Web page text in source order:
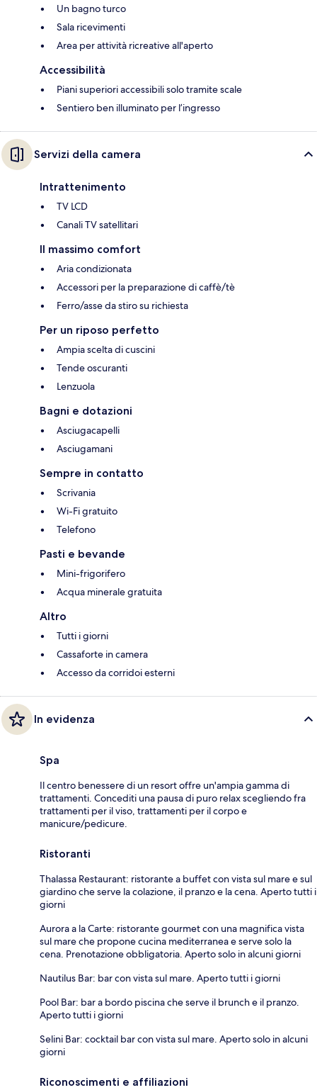
Un bagno turco
Sala ricevimenti
Area per attività ricreative all'aperto
Accessibilità
Piani superiori accessibili solo tramite scale
Sentiero ben illuminato per l’ingresso
Servizi della camera
Intrattenimento
TV LCD
Canali TV satellitari
Il massimo comfort
Aria condizionata
Accessori per la preparazione di caffè/tè
Ferro/asse da stiro su richiesta
Per un riposo perfetto
Ampia scelta di cuscini
Tende oscuranti
Lenzuola
Bagni e dotazioni
Asciugacapelli
Asciugamani
Sempre in contatto
Scrivania
Wi-Fi gratuito
Telefono
Pasti e bevande
Mini-frigorifero
Acqua minerale gratuita
Altro
Tutti i giorni
Cassaforte in camera
Accesso da corridoi esterni
In evidenza
Spa
Il centro benessere di un resort offre un'ampia gamma di
trattamenti. Concediti una pausa di puro relax scegliendo fra
trattamenti per il viso, trattamenti per il corpo e
manicure/pedicure.
Ristoranti
Thalassa Restaurant: ristorante a buffet con vista sul mare e sul
giardino che serve la colazione, il pranzo e la cena. Aperto tutti i
giorni
Aurora a la Carte: ristorante gourmet con una magnifica vista
sul mare che propone cucina mediterranea e serve solo la
cena. Prenotazione obbligatoria. Aperto solo in alcuni giorni
Nautilus Bar: bar con vista sul mare. Aperto tutti i giorni
Pool Bar: bar a bordo piscina che serve il brunch e il pranzo.
Aperto tutti i giorni
Selini Bar: cocktail bar con vista sul mare. Aperto solo in alcuni
giorni
Riconoscimenti e affiliazioni